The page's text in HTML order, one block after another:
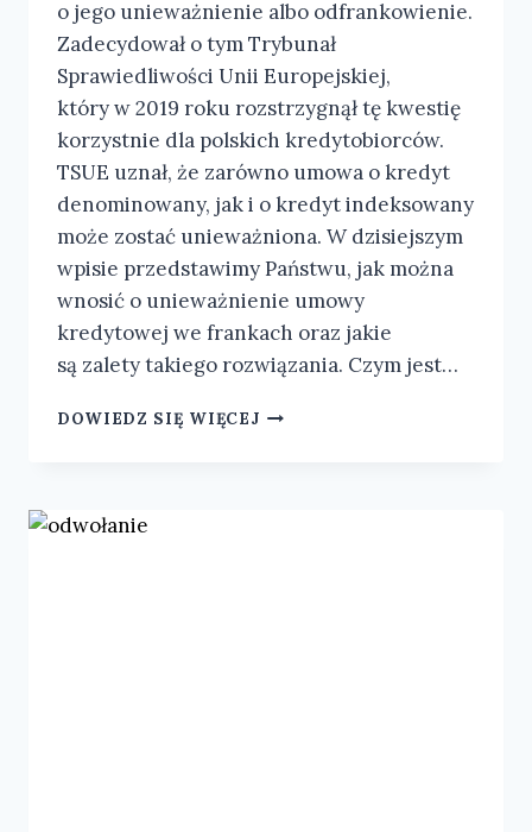
o jego unieważnienie albo odfrankowienie.
Zadecydował o tym Trybunał
Sprawiedliwości Unii Europejskiej,
który w 2019 roku rozstrzygnął tę kwestię
korzystnie dla polskich kredytobiorców.
TSUE uznał, że zarówno umowa o kredyt
denominowany, jak i o kredyt indeksowany
może zostać unieważniona. W dzisiejszym
wpisie przedstawimy Państwu, jak można
wnosić o unieważnienie umowy
kredytowej we frankach oraz jakie
są zalety takiego rozwiązania. Czym jest…
DOWIEDZ SIĘ WIĘCEJ